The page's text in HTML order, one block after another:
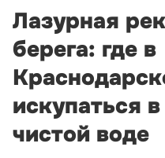
Лазурная
берега: где в
искупаться
чистой воде